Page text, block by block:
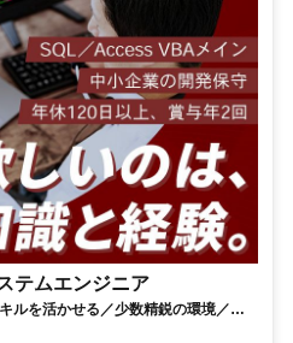
テムエンジニア
ルを活かせる／少数精鋭の環境／賞